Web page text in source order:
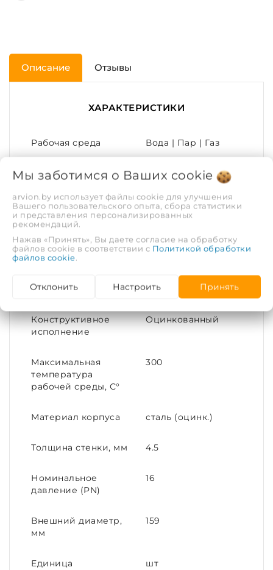
Описание Отзывы
ХАРАКТЕРИСТИКИ
Рабочая среда Вода | Пар | Газ
Рабочее давление,
1.6
Покрытие Цинкование
Тип соединения Под приварку
(DN)
Конструктивное
исполнение
Оцинкованный
Максимальная
температура
рабочей среды, С°
300
Материал корпуса сталь (оцинк.)
Толщина стенки, мм 4.5
Номинальное
давление (PN)
16
Внешний диаметр,
мм
159
Единица
шт
Мы заботимся о Ваших cookie
arvion.by использует файлы cookie для улучшения
Вашего пользовательского опыта, сбора статистики
и представления персонализированных
рекомендаций.
Нажав «Принять», Вы даете согласие на обработку
файлов cookie в соответствии с Политикой обработки
файлов cookie.
Отклонить Настроить Принять